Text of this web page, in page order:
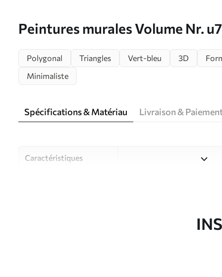
Peintures murales Volume Nr.
Polygonal Triangles Vert-bleu 3D
Minimaliste
Spécifications & Matériau Livraison &
Caractéristiques
Studio de design Uwalls